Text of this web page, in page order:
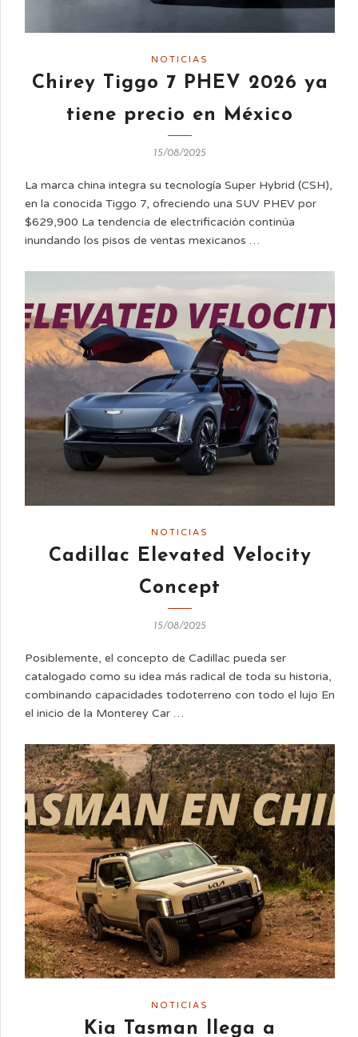
NOTICIAS
Chirey Tiggo 7 PHEV 2026 ya
tiene precio en México
15/08/2025
La marca china integra su tecnología Super Hybrid (CSH),
en la conocida Tiggo 7, ofreciendo una SUV PHEV por
$629,900 La tendencia de electrificación continúa
inundando los pisos de ventas mexicanos …
NOTICIAS
Cadillac Elevated Velocity
Concept
15/08/2025
Posiblemente, el concepto de Cadillac pueda ser
catalogado como su idea más radical de toda su historia,
combinando capacidades todoterreno con todo el lujo En
el inicio de la Monterey Car …
NOTICIAS
Kia Tasman llega a